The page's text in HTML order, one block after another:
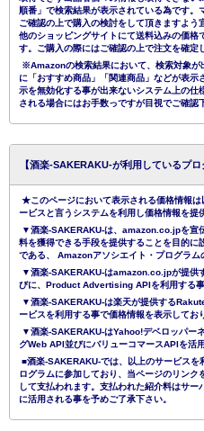
順番」で検索結果が表示されている為です。
ご確認の上で購入の検討をして頂きますよう
他のショッピングサイトにて送料込みの価格
す。ご購入の際にはご確認の上で注文を確定
※Amazonの検索結果において、検索対象が
に「おすすめ商品」「関連商品」などが表
示を無効化する事が出来ないシステム上の仕
される場合にはお手数っですが目視でご確認
【酒楽-SAKERAKU-が利用しているプロ
★このページにおいて表示される価格情報
ービスと言うシステムを利用し価格情報を提
▼酒楽-SAKERAKU-は、amazon.co.jpを宣
料を獲得できる手段を提供することを目的に
である、 Amazonアソシエイト・プログラム
▼酒楽-SAKERAKU-はamazon.co.jpが提供
びに、Product Advertising APIを利用する事
▼酒楽-SAKERAKU-は楽天が提供する
ービスを利用する事で価格情報を表示してお
▼酒楽-SAKERAKU-はYahoo!デベロッパー
グWeb API並びにバリューコマースAPIを活
■酒楽-SAKERAKU-では、以上のサービス
ログラムに参加しており、当ページのリンク
して支払われます。支払われた紹介料はサ
に活用される事を予めご了承下さい。